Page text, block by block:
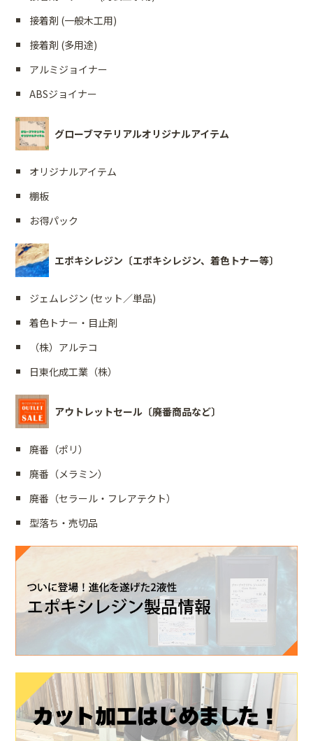
接着剤 (一般木工用)
接着剤 (多用途)
アルミジョイナー
ABSジョイナー
グローブマテリアルオリジナルアイテム
オリジナルアイテム
棚板
お得パック
エポキシレジン〔エポキシレジン、着色トナー等〕
ジェムレジン (セット／単品)
着色トナー・目止剤
（株）アルテコ
日東化成工業（株）
アウトレットセール〔廃番商品など〕
廃番（ポリ）
廃番（メラミン）
廃番（セラール・フレアテクト）
型落ち・売切品